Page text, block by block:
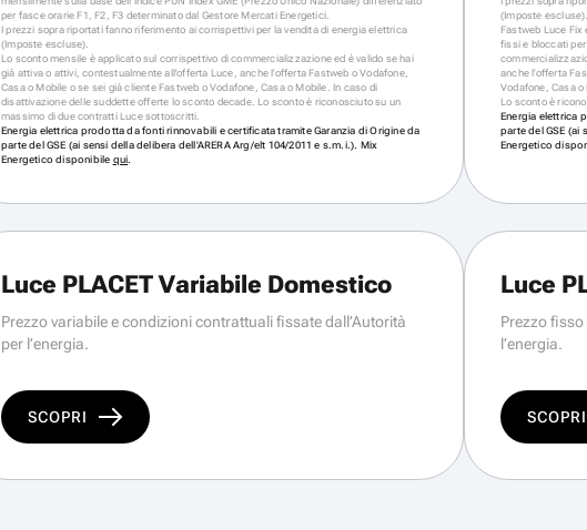
per fasce orarie F1, F2, F3 determinato dal Gestore Mercati Energetici.
I prezzi sopra riportati fanno riferimento ai corrispettivi per la vendita di energia elettrica
(Imposte escluse).
Lo sconto mensile è applicato sul corrispettivo di commercializzazione ed è valido se hai
già attiva o attivi, contestualmente all’offerta Luce, anche l’offerta Fastweb o Vodafone,
Casa o Mobile o se sei già cliente Fastweb o Vodafone, Casa o Mobile. In caso di
disattivazione delle suddette offerte lo sconto decade. Lo sconto è riconosciuto su un
massimo di due contratti Luce sottoscritti.
Energia elettrica prodotta da fonti rinnovabili e certificata tramite Garanzia di Origine da
parte del GSE (ai sensi della delibera dell’ARERA Arg/elt 104/2011 e s.m.i.). Mix
Energetico disponibile qui.
(Imposte escluse).
Fastweb Luce Fix
fissi e bloccati
anche l’offerta
Vodafone, Casa
Lo sconto è
Energia elettrica
parte del GSE (ai
Energetico
Luce PLACET Variabile Domestico
Prezzo variabile e condizioni contrattuali fissate dall’Autorità
per l’energia.
SCOPRI
Luce
Prezzo
l’energia.
SCOPRI